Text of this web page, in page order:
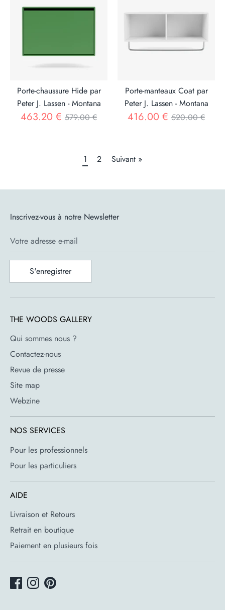
Porte-chaussure Hide par
Peter J. Lassen - Montana
463.20 € Prix
579.00 €
Porte-manteaux Coat par
Peter J. Lassen - Montana
416.00 € Prix
520.00 €
1 2 Suivant »
Inscrivez-vous à notre Newsletter
Votre adresse e-mail
S'enregistrer
THE WOODS GALLERY
Qui sommes nous ?
Contactez-nous
Revue de presse
Site map
Webzine
NOS SERVICES
Pour les professionnels
Pour les particuliers
AIDE
Livraison et Retours
Retrait en boutique
Paiement en plusieurs fois